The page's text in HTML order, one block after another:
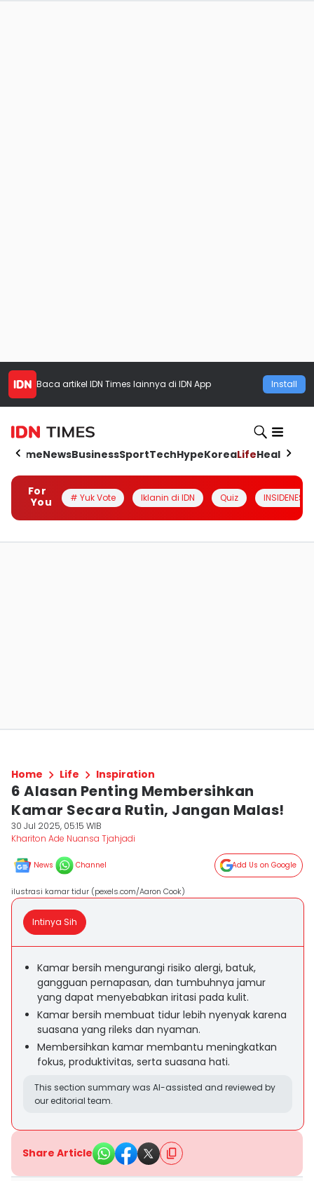
Baca artikel IDN Times lainnya di IDN App Install
HomeNewsBusinessSportTechHypeKoreaLifeHealth
For
You
# Yuk Vote Iklanin di IDN Quiz INSIDENESIA
Home Life Inspiration
6 Alasan Penting Membersihkan
Kamar Secara Rutin, Jangan Malas!
30 Jul 2025, 05:15 WIB
Khariton Ade Nuansa Tjahjadi
News Channel Add Us on Google
ilustrasi kamar tidur (pexels.com/Aaron Cook)
Intinya Sih
Kamar bersih mengurangi risiko alergi, batuk,
gangguan pernapasan, dan tumbuhnya jamur
yang dapat menyebabkan iritasi pada kulit.
Kamar bersih membuat tidur lebih nyenyak karena
suasana yang rileks dan nyaman.
Membersihkan kamar membantu meningkatkan
fokus, produktivitas, serta suasana hati.
This section summary was AI-assisted and reviewed by
our editorial team.
Share Article